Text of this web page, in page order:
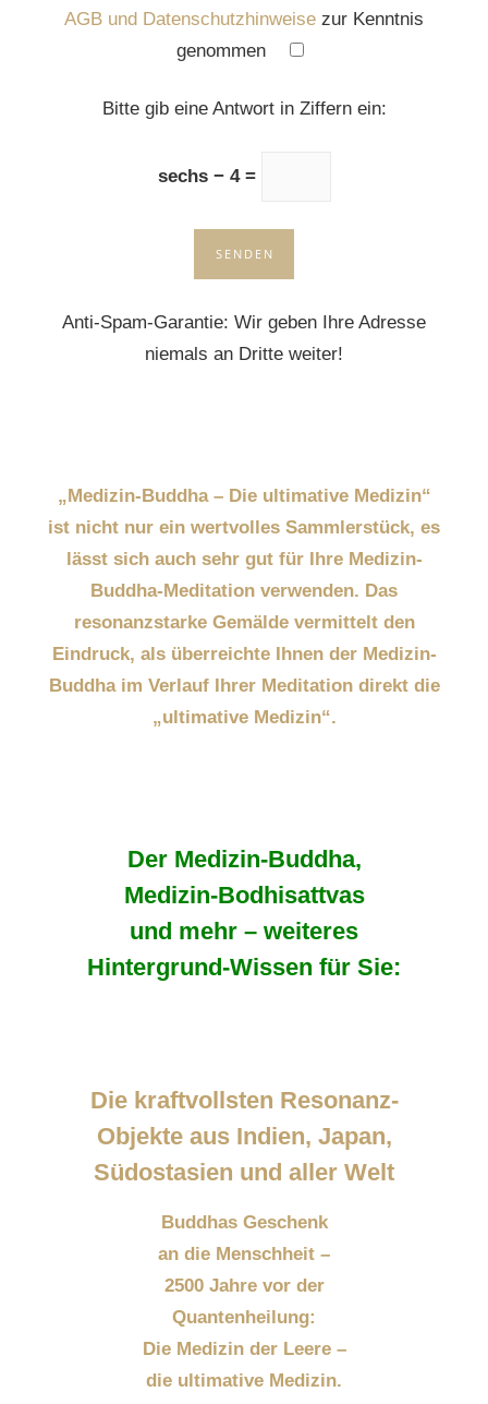
AGB und Datenschutzhinweise zur Kenntnis
genommen
Please leave this field empty.
Bitte gib eine Antwort in Ziffern ein:
sechs − 4 =
Anti-Spam-Garantie: Wir geben Ihre Adresse
niemals an Dritte weiter!
„Medizin-Buddha – Die ultimative Medizin“
ist nicht nur ein wertvolles Sammlerstück, es
lässt sich auch sehr gut für Ihre Medizin-
Buddha-Meditation verwenden. Das
resonanzstarke Gemälde vermittelt den
Eindruck, als überreichte Ihnen der Medizin-
Buddha im Verlauf Ihrer Meditation direkt die
„ultimative Medizin“.
Der Medizin-Buddha,
Medizin-Bodhisattvas
und mehr – weiteres
Hintergrund-Wissen für Sie:
Die kraftvollsten Resonanz-
Objekte aus Indien, Japan,
Südostasien und aller Welt
Buddhas Geschenk
an die Menschheit –
2500 Jahre vor der
Quantenheilung:
Die Medizin der Leere –
die ultimative Medizin.